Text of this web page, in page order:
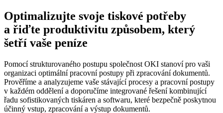
Optimalizujte svoje tiskové potřeby
a řiďte produktivitu způsobem, který
šetří vaše peníze
Pomocí strukturovaného postupu společnost OKI stanoví pro vaši
organizaci optimální pracovní postupy při zpracování dokumentů.
Prověříme a analyzujeme vaše stávající procesy a pracovní postupy
v každém oddělení a doporučíme integrované řešení kombinující
řadu sofistikovaných tiskáren a softwaru, které bezpečně poskytnou
účinný vstup, zpracování a výstup dokumentů.